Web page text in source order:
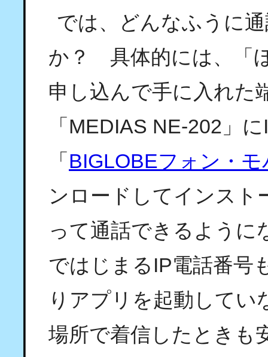
では、どんなふうに
か？ 具体的には、「
申し込んで手に入れた
「MEDIAS NE-202」
「 BIGLOBEフォン・
ンロードしてインスト
って通話できるように
ではじまるIP電話番号
りアプリを起動してい
場所で着信したときも